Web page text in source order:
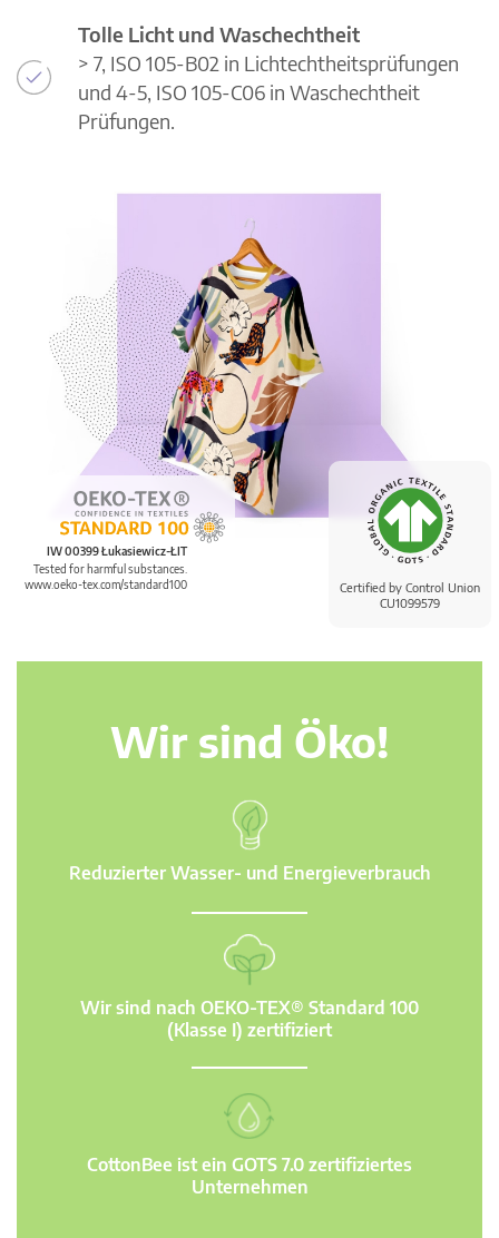
Certified by Control Union
CU1099579
IW 00399 Łukasiewicz-ŁIT
Tested for harmful substances.
www.oeko-tex.com/standard100
Tolle Licht und Waschechtheit
> 7, ISO 105-B02 in Lichtechtheitsprüfungen
und 4-5, ISO 105-C06 in Waschechtheit
Prüfungen.
Wir sind Öko!
Reduzierter Wasser- und Energieverbrauch
Wir sind nach OEKO-TEX® Standard 100
(Klasse I) zertifiziert
CottonBee ist ein GOTS 7.0 zertifiziertes
Unternehmen